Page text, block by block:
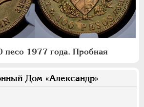
песо 1977 года. Пробная
Дом «Александр»